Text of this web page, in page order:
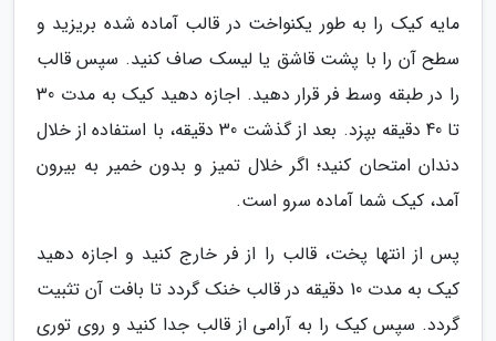
مایه کیک را به طور یکنواخت در قالب آماده شده بریزید و
سطح آن را با پشت قاشق یا لیسک صاف کنید. سپس قالب
را در طبقه وسط فر قرار دهید. اجازه دهید کیک به مدت 30
تا 40 دقیقه بپزد. بعد از گذشت 30 دقیقه، با استفاده از خلال
دندان امتحان کنید؛ اگر خلال تمیز و بدون خمیر به بیرون
آمد، کیک شما آماده سرو است.
پس از انتها پخت، قالب را از فر خارج کنید و اجازه دهید
کیک به مدت 10 دقیقه در قالب خنک گردد تا بافت آن تثبیت
گردد. سپس کیک را به آرامی از قالب جدا کنید و روی توری